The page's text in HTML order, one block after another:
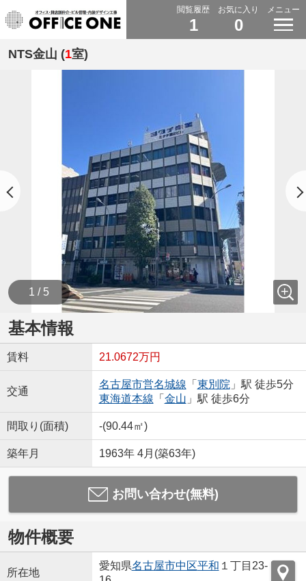
閲覧履歴
1
お気に入り
0
メニュー
NTS金山 (1室)
1 / 5
基本情報
賃料 21.0672万円
交通
名古屋市営名城線 「 東別院 」駅 徒歩5分
東海道本線 「 金山 」駅 徒歩6分
間取り(面積) -(90.44㎡)
築年月 1963年 4月(築63年)
お問い合わせ(無料)
物件概要
所在地
愛知県名古屋市中区平和 １丁目23-